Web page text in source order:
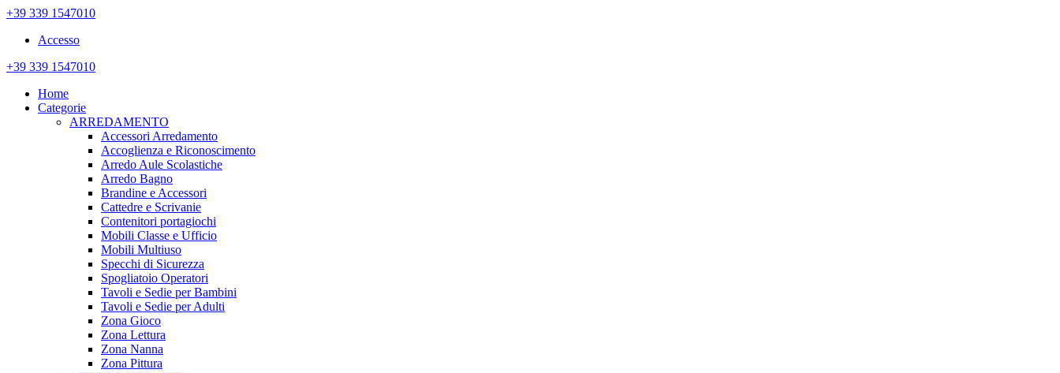
+39 339 1547010
Accesso
+39 339 1547010
Home
Categorie
ARREDAMENTO
Accessori Arredamento
Accoglienza e Riconoscimento
Arredo Aule Scolastiche
Arredo Bagno
Brandine e Accessori
Cattedre e Scrivanie
Contenitori portagiochi
Mobili Classe e Ufficio
Mobili Multiuso
Specchi di Sicurezza
Spogliatoio Operatori
Tavoli e Sedie per Bambini
Tavoli e Sedie per Adulti
Zona Gioco
Zona Lettura
Zona Nanna
Zona Pittura